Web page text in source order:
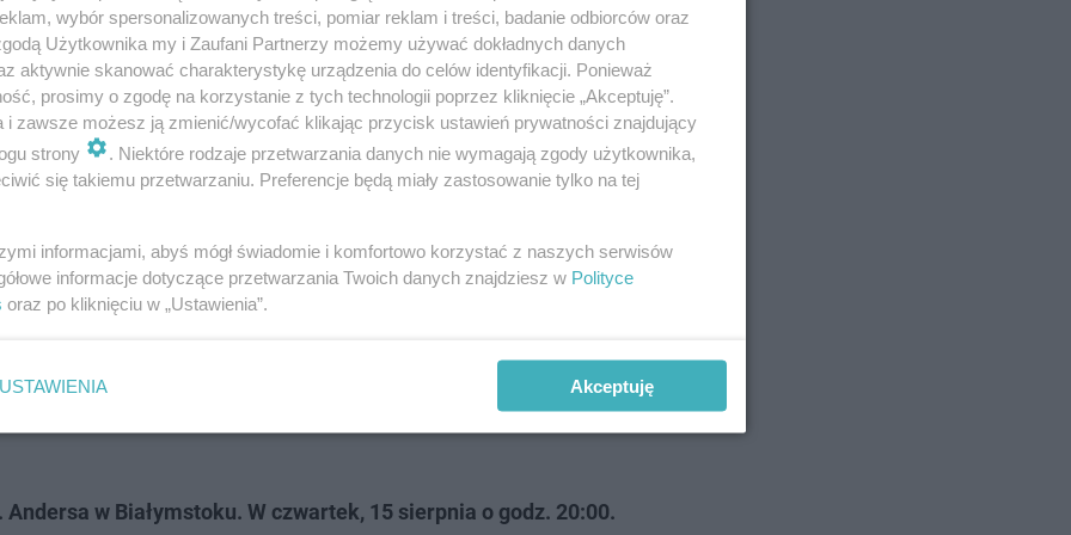
3 metrów,
samochodem na dwóch kołach, aby udowodnić, że
kasach. Bilety do zgarnięcie w
w Białymstoku. W czwartek, 15 sierpnia o godz. 20:00.
wybór spersonalizowanych treści, pomiar reklam i treści, badanie odbiorców oraz
Użytkownika my i Zaufani Partnerzy możemy używać dokładnych danych
aktywnie skanować charakterystykę urządzenia do celów identyfikacji. Ponieważ
prosimy o zgodę na korzystanie z tych technologii poprzez kliknięcie „Akceptuję”.
i zawsze możesz ją zmienić/wycofać klikając przycisk ustawień prywatności znajdujący
strony
. Niektóre rodzaje przetwarzania danych nie wymagają zgody użytkownika,
się takiemu przetwarzaniu. Preferencje będą miały zastosowanie tylko na tej
informacjami, abyś mógł świadomie i komfortowo korzystać z naszych serwisów
informacje dotyczące przetwarzania Twoich danych znajdziesz w Polityce
oraz po kliknięciu w „Ustawienia”.
USTAWIENIA Akceptuję